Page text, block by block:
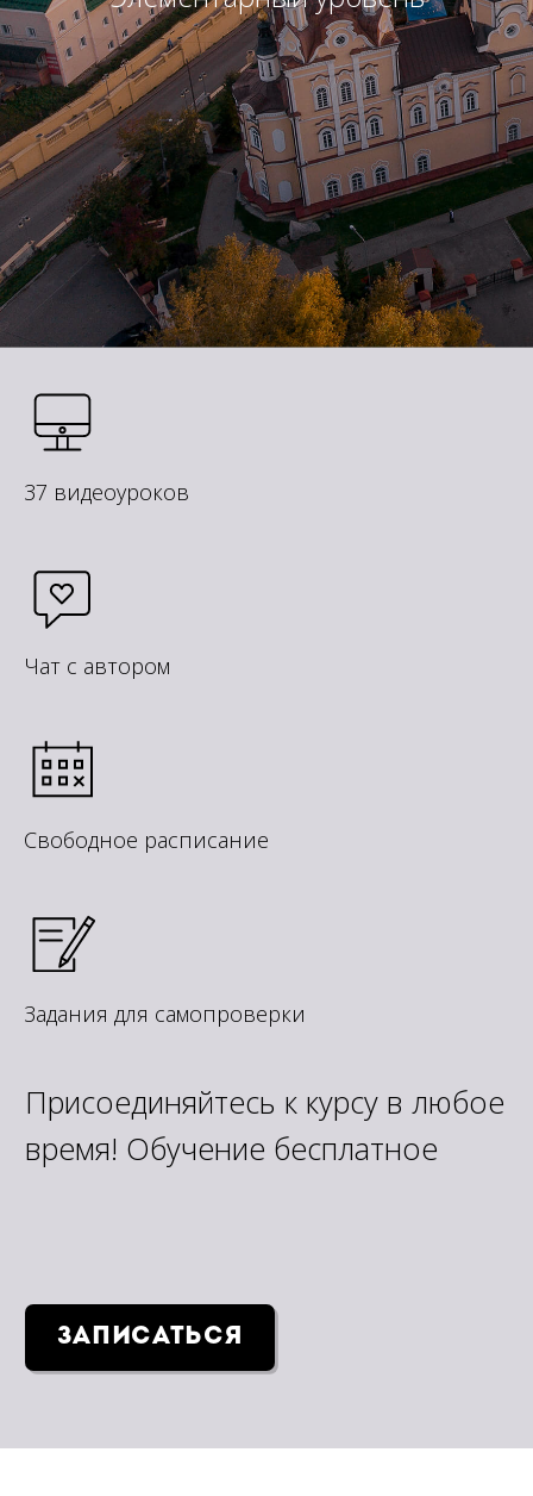
37 видеоуроков
Чат с автором
Свободное расписание
Задания для самопроверки
Присоединяйтесь к курсу в любое
время! Обучение бесплатное
Записаться
Как вас зовут? Откуда вы?
Где вы живете? Что вам